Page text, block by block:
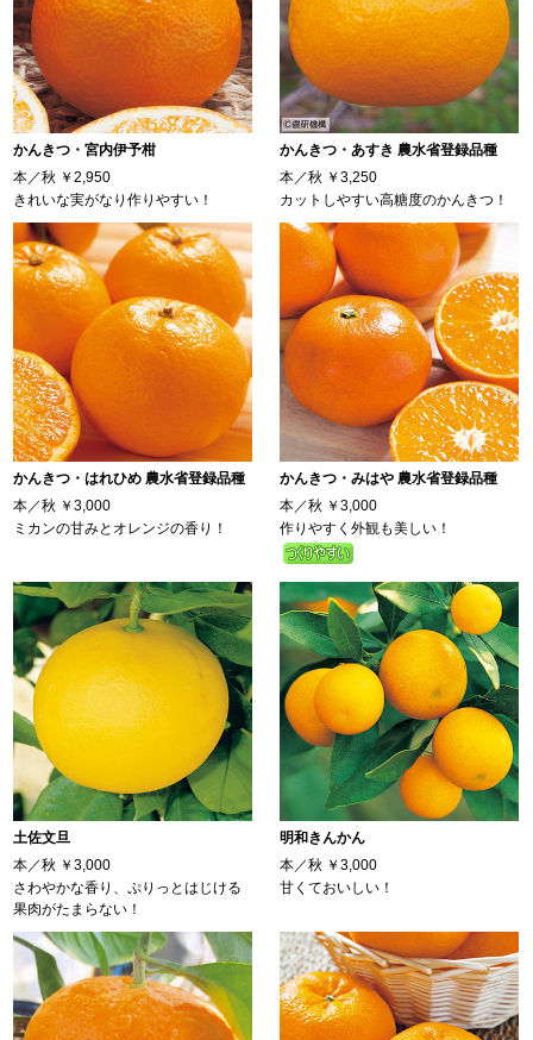
かんきつ・宮内伊予柑
本／秋 ￥2,950
きれいな実がなり作りやすい！
かんきつ・あすき 農水省登録品種
本／秋 ￥3,250
カットしやすい高糖度のかんきつ！
かんきつ・はれひめ 農水省登録品種
本／秋 ￥3,000
ミカンの甘みとオレンジの香り！
かんきつ・みはや 農水省登録品種
本／秋 ￥3,000
作りやすく外観も美しい！
土佐文旦
本／秋 ￥3,000
さわやかな香り、ぷりっとはじける
果肉がたまらない！
明和きんかん
本／秋 ￥3,000
甘くておいしい！